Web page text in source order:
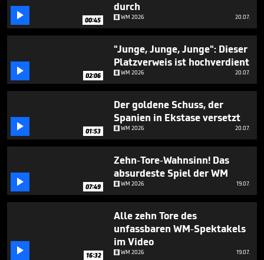
minutes,
seconds
 00:45
durch
WM 2026 20.07.
 02:06
"Junge, Junge, Junge": Dieser
Platzverweis ist hochverdient
WM 2026 20.07.
 01:53
Der goldene Schuss, der
Spanien in Ekstase versetzt
WM 2026 20.07.
 07:49
Zehn-Tore-Wahnsinn! Das
absurdeste Spiel der WM
WM 2026 19.07.
 16:32
Alle zehn Tore des
unfassbaren WM-Spektakels
im Video
WM 2026 19.07.